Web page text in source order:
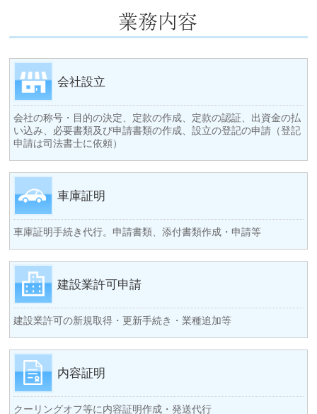
会社設立
会社の称号・目的の決定、定款の作成、定款の認証、出資金の払
い込み、必要書類及び申請書類の作成、設立の登記の申請（登記
申請は司法書士に依頼）
車庫証明
車庫証明手続き代行。申請書類、添付書類作成・申請等
建設業許可申請
建設業許可の新規取得・更新手続き・業種追加等
内容証明
クーリングオフ等に内容証明作成・発送代行